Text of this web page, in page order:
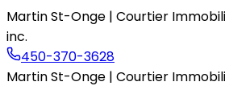
Martin St-Onge | Courtier
inc.
450-370-3628
Martin St-Onge | Courtier